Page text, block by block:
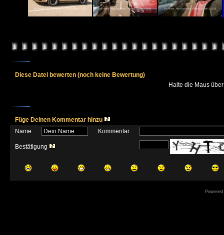
Diese Datei bewerten (noch keine Bewertung)
Halte die Maus
Füge Deinen Kommentar hinzu
Name
Kommentar
Bestätigung